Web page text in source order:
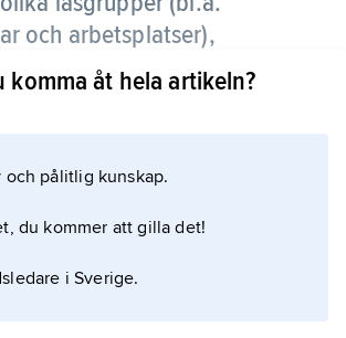
och arbetsplatser),
av 25–50 böcker.
arbetarbiblioteken och
komma åt hela artikeln?
pålitlig kunskap.
du kommer att gilla det!
i Sverige.